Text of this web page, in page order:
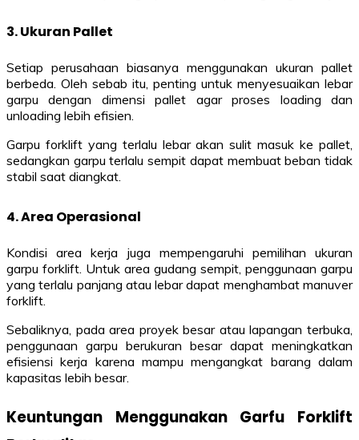
3. Ukuran Pallet
Setiap perusahaan biasanya menggunakan ukuran pallet
berbeda. Oleh sebab itu, penting untuk menyesuaikan lebar
garpu dengan dimensi pallet agar proses loading dan
unloading lebih efisien.
Garpu forklift yang terlalu lebar akan sulit masuk ke pallet,
sedangkan garpu terlalu sempit dapat membuat beban tidak
stabil saat diangkat.
4. Area Operasional
Kondisi area kerja juga mempengaruhi pemilihan ukuran
garpu forklift. Untuk area gudang sempit, penggunaan garpu
yang terlalu panjang atau lebar dapat menghambat manuver
forklift.
Sebaliknya, pada area proyek besar atau lapangan terbuka,
penggunaan garpu berukuran besar dapat meningkatkan
efisiensi kerja karena mampu mengangkat barang dalam
kapasitas lebih besar.
Keuntungan Menggunakan Garfu Forklift